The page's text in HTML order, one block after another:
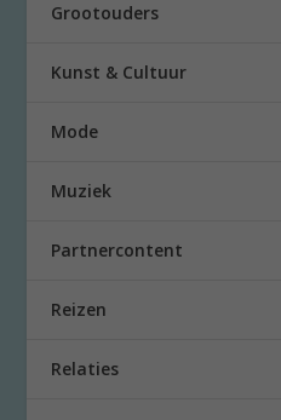
Grootouders
Kunst & Cultuur
Mode
Muziek
Partnercontent
Reizen
Relaties